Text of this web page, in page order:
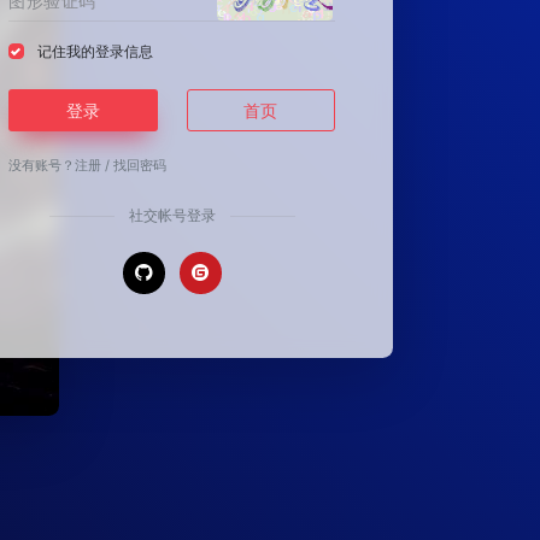
记住我的登录信息
登录 首页
没有账号？注册 /找回密码
社交帐号登录